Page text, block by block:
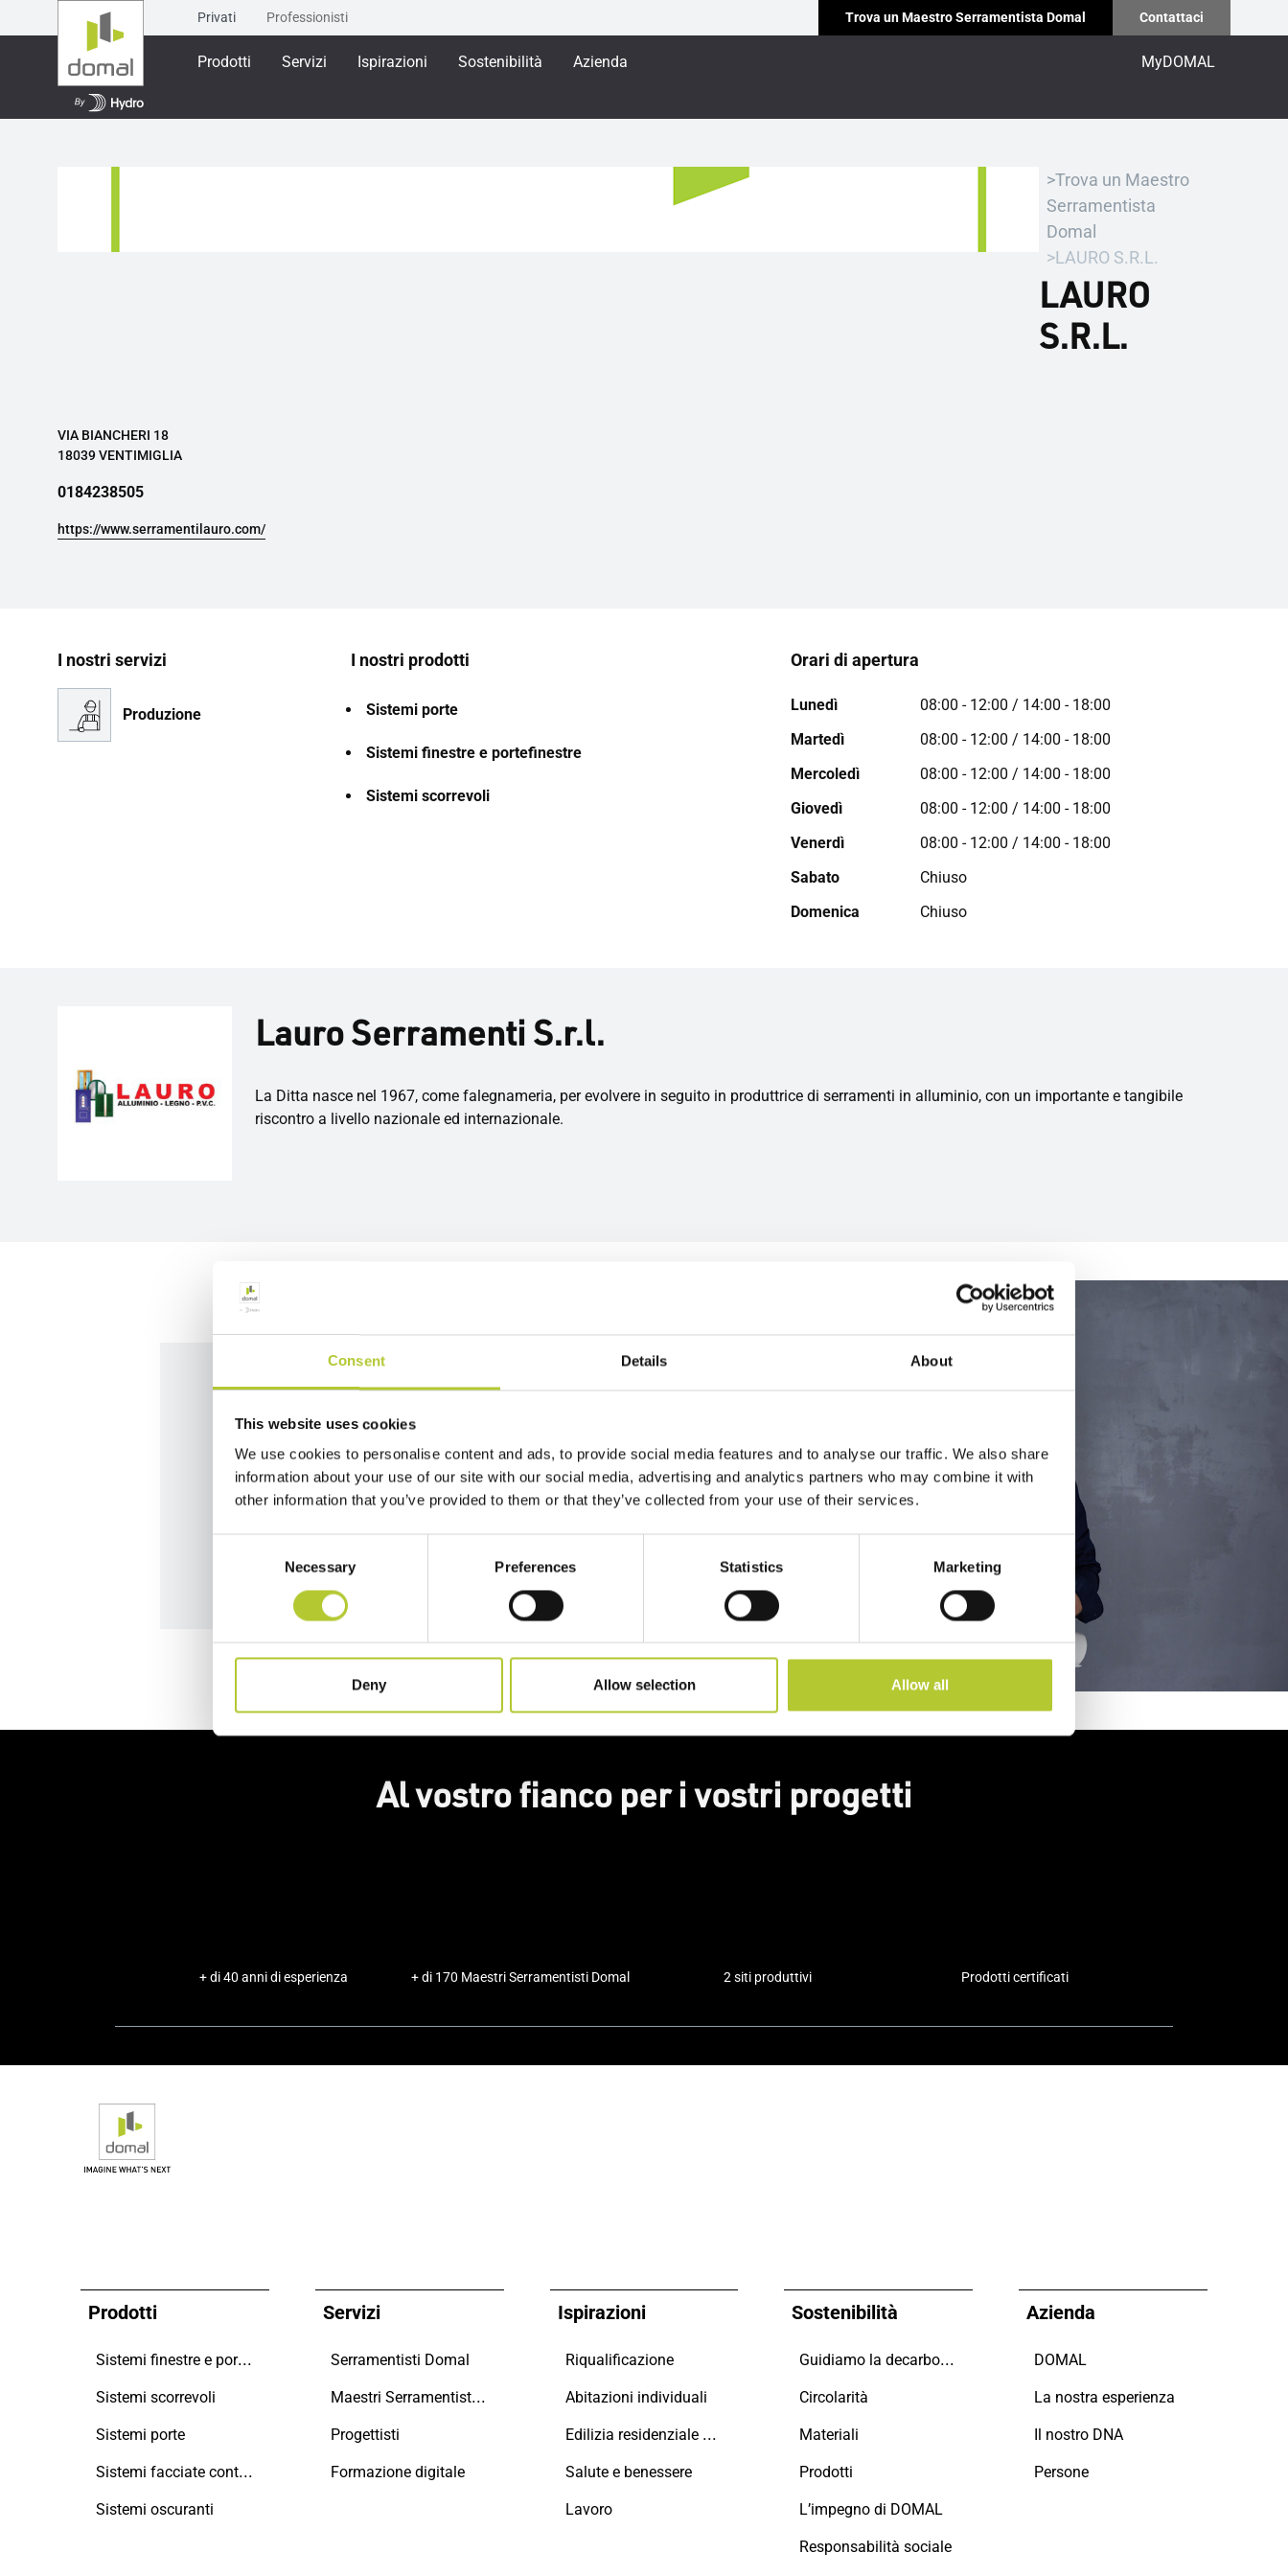
Consent Details About
This website uses cookies
We use cookies to personalise content and ads, to provide social media features and to analyse our traffic. We also share
information about your use of our site with our social media, advertising and analytics partners who may combine it with
other information that you’ve provided to them or that they’ve collected from your use of their services.
Necessary Preferences Statistics Marketing
Deny Allow selection Allow all
Privati Professionisti Trova un Maestro Serramentista Domal Contattaci
Prodotti Servizi Ispirazioni Sostenibilità Azienda MyDOMAL
Trova un Maestro
Serramentista
Domal
LAURO S.R.L.
LAURO
S.R.L.
VIA BIANCHERI 18
18039 VENTIMIGLIA
0184238505
https://www.serramentilauro.com/
I nostri servizi
Produzione
I nostri prodotti
Sistemi porte
Sistemi finestre e portefinestre
Sistemi scorrevoli
Orari di apertura
Lunedì
08:00 - 12:00 / 14:00 - 18:00
Martedì
08:00 - 12:00 / 14:00 - 18:00
Mercoledì
08:00 - 12:00 / 14:00 - 18:00
Giovedì
08:00 - 12:00 / 14:00 - 18:00
Venerdì
08:00 - 12:00 / 14:00 - 18:00
Sabato
Chiuso
Domenica
Chiuso
Lauro Serramenti S.r.l.
La Ditta nasce nel 1967, come falegnameria, per evolvere in seguito in produttrice di serramenti in alluminio, con un importante e tangibile
riscontro a livello nazionale ed internazionale.
Siamo qui per te
Contatta i nostri team per dare vita ai tuoi progetti!
Contattaci
Al vostro fianco per i vostri progetti
+ di 40 anni di esperienza + di 170 Maestri Serramentisti Domal 2 siti produttivi Prodotti certificati
Prodotti
Sistemi finestre e portefinestre
Sistemi scorrevoli
Sistemi porte
Sistemi facciate continue
Sistemi oscuranti
Servizi
Serramentisti Domal
Maestri Serramentisti Domal
Progettisti
Formazione digitale
Ispirazioni
Riqualificazione
Abitazioni individuali
Edilizia residenziale collettiva
Salute e benessere
Lavoro
Sostenibilità
Guidiamo la decarbonizzazione
Circolarità
Materiali
Prodotti
L’impegno di DOMAL
Responsabilità sociale
Azienda
DOMAL
La nostra esperienza
Il nostro DNA
Persone